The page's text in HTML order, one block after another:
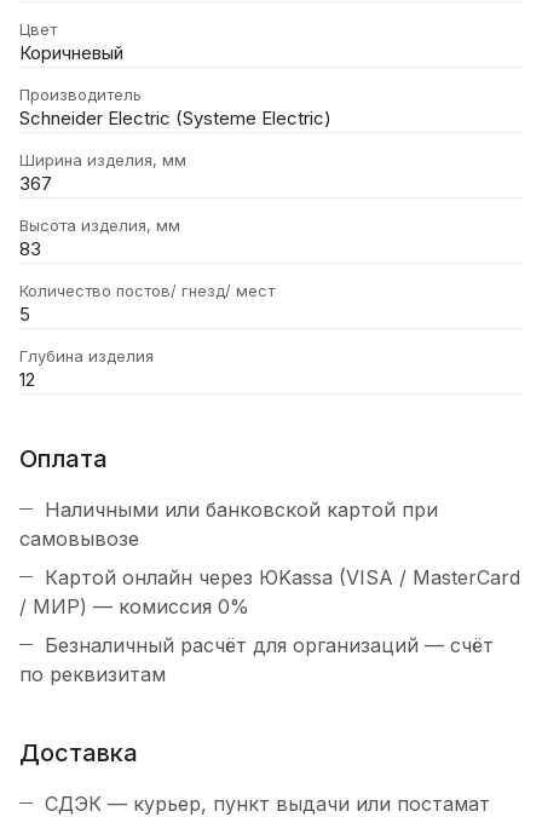
Цвет
Коричневый
Производитель
Schneider Electric (Systeme Electric)
Ширина изделия, мм
367
Высота изделия, мм
83
Количество постов/ гнезд/ мест
5
Глубина изделия
12
Оплата
Наличными или банковской картой при
самовывозе
Картой онлайн через ЮKassa (VISA / MasterCard
/ МИР) — комиссия 0%
Безналичный расчёт для организаций — счёт
по реквизитам
Доставка
СДЭК — курьер, пункт выдачи или постамат